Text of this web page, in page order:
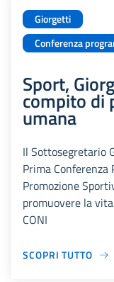
Giorgetti
Conferenza
Sport,
compito di
umana
Il Sottosegretario
Prima
Promozione
promuovere la
CONI
SCOPRI TUTTO